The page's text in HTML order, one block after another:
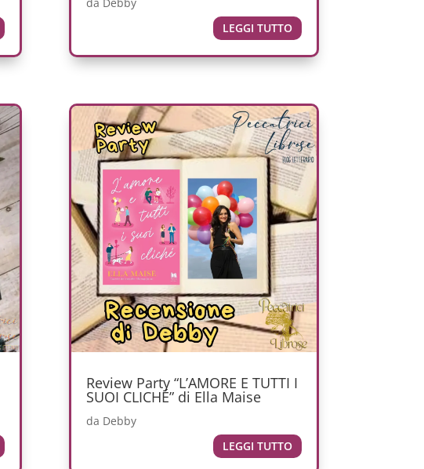
LEGGI TUTTO
Review Party “L’AMORE E TUTTI I
SUOI CLICHÉ” di Ella Maise
da Debby
LEGGI TUTTO